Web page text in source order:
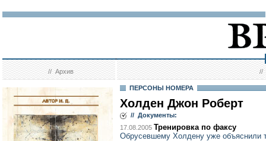
//Архив //
ПЕРСОНЫ НОМЕРА
Холден Джон Роберт
// Документы:
17.08.2005 Тренировка по факсу
Обрусевшему Холдену уже объяснили